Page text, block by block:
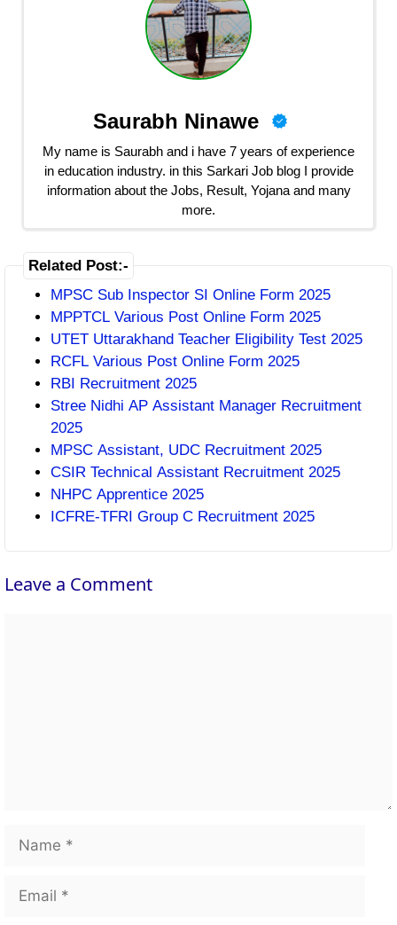
Saurabh Ninawe
My name is Saurabh and i have 7 years of experience
in education industry. in this Sarkari Job blog I provide
information about the Jobs, Result, Yojana and many
more.
Related Post:-
MPSC Sub Inspector SI Online Form 2025
MPPTCL Various Post Online Form 2025
UTET Uttarakhand Teacher Eligibility Test 2025
RCFL Various Post Online Form 2025
RBI Recruitment 2025
Stree Nidhi AP Assistant Manager Recruitment
2025
MPSC Assistant, UDC Recruitment 2025
CSIR Technical Assistant Recruitment 2025
NHPC Apprentice 2025
ICFRE-TFRI Group C Recruitment 2025
Leave a Comment
Name
Email